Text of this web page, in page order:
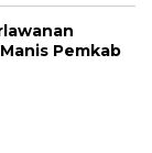
Pemkab